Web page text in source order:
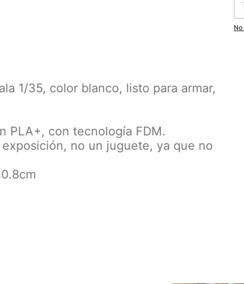
1/35, color blanco, listo para armar,
PLA+, con tecnología FDM.
no un juguete, ya que no